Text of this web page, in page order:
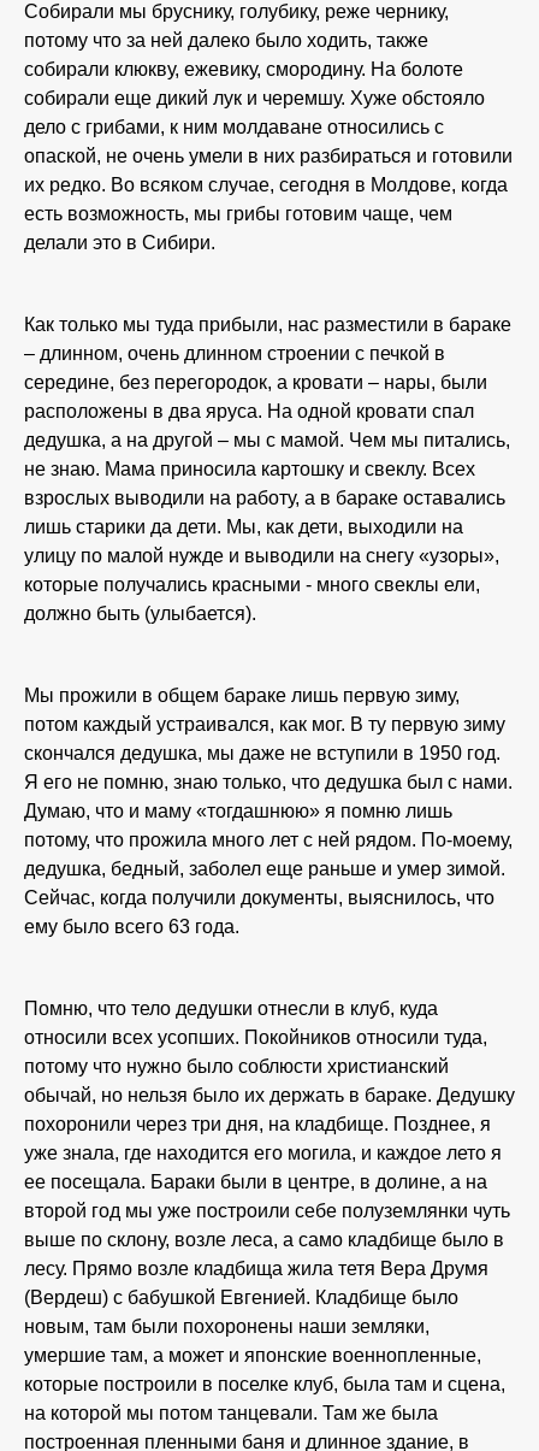
Собирали мы бруснику, голубику, реже чернику,
потому что за ней далеко было ходить, также
собирали клюкву, ежевику, смородину. На болоте
собирали еще дикий лук и черемшу. Хуже обстояло
дело с грибами, к ним молдаване относились с
опаской, не очень умели в них разбираться и готовили
их редко. Во всяком случае, сегодня в Молдове, когда
есть возможность, мы грибы готовим чаще, чем
делали это в Сибири.
Как только мы туда прибыли, нас разместили в бараке
– длинном, очень длинном строении с печкой в
середине, без перегородок, а кровати – нары, были
расположены в два яруса. На одной кровати спал
дедушка, а на другой – мы с мамой. Чем мы питались,
не знаю. Мама приносила картошку и свеклу. Всех
взрослых выводили на работу, а в бараке оставались
лишь старики да дети. Мы, как дети, выходили на
улицу по малой нужде и выводили на снегу «узоры»,
которые получались красными - много свеклы ели,
должно быть (улыбается).
Мы прожили в общем бараке лишь первую зиму,
потом каждый устраивался, как мог. В ту первую зиму
скончался дедушка, мы даже не вступили в 1950 год.
Я его не помню, знаю только, что дедушка был с нами.
Думаю, что и маму «тогдашнюю» я помню лишь
потому, что прожила много лет с ней рядом. По-моему,
дедушка, бедный, заболел еще раньше и умер зимой.
Сейчас, когда получили документы, выяснилось, что
ему было всего 63 года.
Помню, что тело дедушки отнесли в клуб, куда
относили всех усопших. Покойников относили туда,
потому что нужно было соблюсти христианский
обычай, но нельзя было их держать в бараке. Дедушку
похоронили через три дня, на кладбище. Позднее, я
уже знала, где находится его могила, и каждое лето я
ее посещала. Бараки были в центре, в долине, а на
второй год мы уже построили себе полуземлянки чуть
выше по склону, возле леса, а само кладбище было в
лесу. Прямо возле кладбища жила тетя Вера Друмя
(Вердеш) с бабушкой Евгенией. Кладбище было
новым, там были похоронены наши земляки,
умершие там, а может и японские военнопленные,
которые построили в поселке клуб, была там и сцена,
на которой мы потом танцевали. Там же была
построенная пленными баня и длинное здание, в